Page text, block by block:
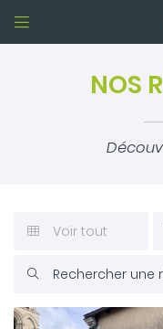

05 49 72 44 71
 Adresse email de
En cochant cette case,
NOS
 Voir tout
